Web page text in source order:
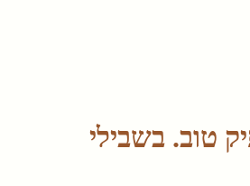
טוב. בשבילי